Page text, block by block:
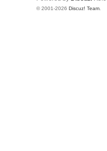
© 2001-2026 Discuz! Team